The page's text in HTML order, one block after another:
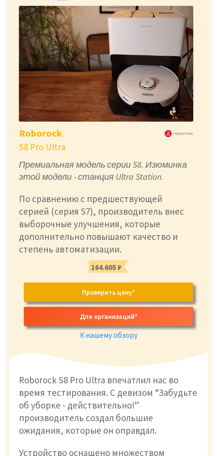
Roborock
S8 Pro Ultra
Премиальная модель серии S8. Изюминка
этой модели - станция Ultra Station.
По сравнению с предшествующей
серией (серия S7), производитель внес
выборочные улучшения, которые
дополнительно повышают качество и
степень автоматизации.
164.605 ₽
Проверить цену*
Для организаций*
К нашему обзору
Roborock S8 Pro Ultra впечатлил нас во
время тестирования. С девизом “Забудьте
об уборке - действительно!”
производитель создал большие
ожидания, которые он оправдал.
Устройство оснащено множеством